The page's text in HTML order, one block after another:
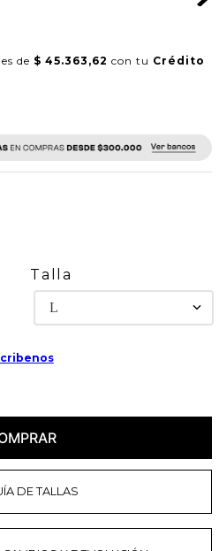
de $ 45.363,62 con tu Crédito
Talla
L
DE TALLAS